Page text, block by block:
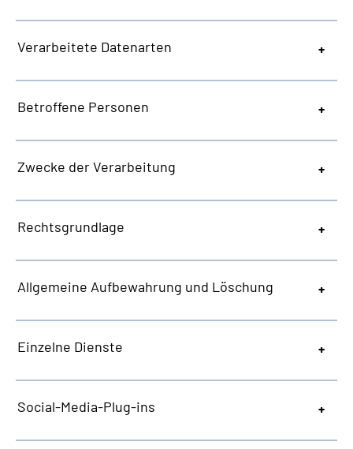
Verarbeitete Datenarten
Betroffene Personen
Zwecke der Verarbeitung
Rechtsgrundlage
Allgemeine Aufbewahrung und Löschung
Einzelne Dienste
Social-Media-Plug-ins